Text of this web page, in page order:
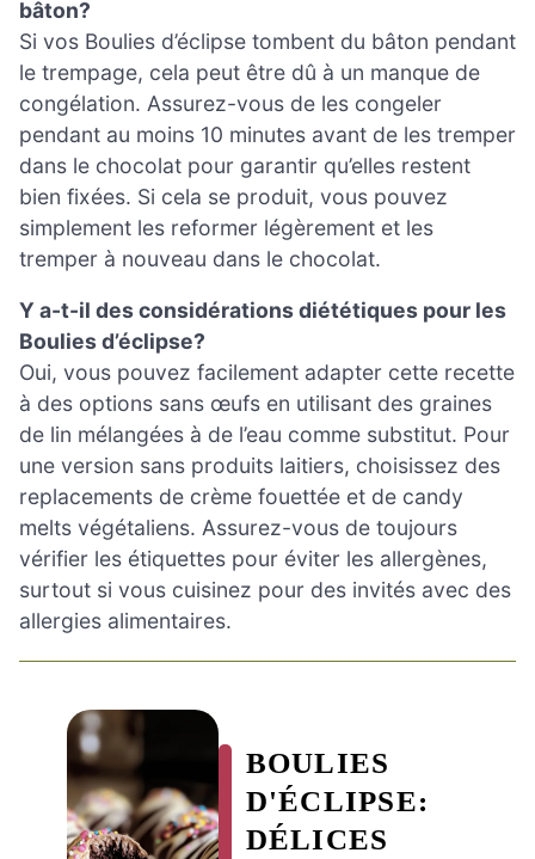
bâton?
Si vos Boulies d’éclipse tombent du bâton pendant
le trempage, cela peut être dû à un manque de
congélation. Assurez-vous de les congeler
pendant au moins 10 minutes avant de les tremper
dans le chocolat pour garantir qu’elles restent
bien fixées. Si cela se produit, vous pouvez
simplement les reformer légèrement et les
tremper à nouveau dans le chocolat.
Y a-t-il des considérations diététiques pour les
Boulies d’éclipse?
Oui, vous pouvez facilement adapter cette recette
à des options sans œufs en utilisant des graines
de lin mélangées à de l’eau comme substitut. Pour
une version sans produits laitiers, choisissez des
replacements de crème fouettée et de candy
melts végétaliens. Assurez-vous de toujours
vérifier les étiquettes pour éviter les allergènes,
surtout si vous cuisinez pour des invités avec des
allergies alimentaires.
BOULIES
D'ÉCLIPSE:
DÉLICES